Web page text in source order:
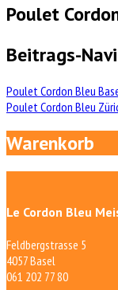
Poulet
Beitrags-
Poulet Cordon Bleu
Poulet Cordon Bleu
Warenkorb
Le Cordon Bleu
Feldbergstrasse 5
4057 Basel
061 202 77 80